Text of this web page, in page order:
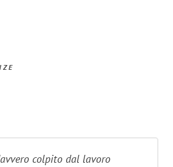
colpito dal lavoro